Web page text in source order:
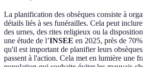
La planification des obsèques consiste à
détails liés à ses funérailles. Cela peut
des urnes, des rites religieux ou la
une étude de l’INSEE en 2025, près de
qu'il est important de planifier leurs
passent à l'action. Cela met en lumière une